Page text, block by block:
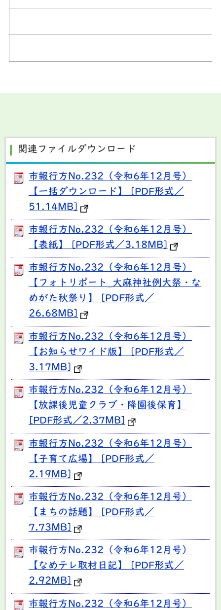
関連ファイルダウンロード
市報行方No.232（令和6年12月号）
【一括ダウンロード】 [PDF形式／
51.14MB]
市報行方No.232（令和6年12月号）
【表紙】 [PDF形式／3.18MB]
市報行方No.232（令和6年12月号）
【フォトリポート_大麻神社例大祭・な
めがた秋祭り】 [PDF形式／
26.68MB]
市報行方No.232（令和6年12月号）
【お知らせワイド版】 [PDF形式／
3.17MB]
市報行方No.232（令和6年12月号）
【放課後児童クラブ・降園後保育】
[PDF形式／2.37MB]
市報行方No.232（令和6年12月号）
【子育て広場】 [PDF形式／
2.19MB]
市報行方No.232（令和6年12月号）
【まちの話題】 [PDF形式／
7.73MB]
市報行方No.232（令和6年12月号）
【なめテレ取材日記】 [PDF形式／
2.92MB]
市報行方No.232（令和6年12月号）